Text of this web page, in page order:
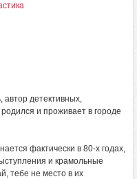
детективных,
и проживает в городе
фактически в 80-х годах,
и крамольные
тебе не место в их